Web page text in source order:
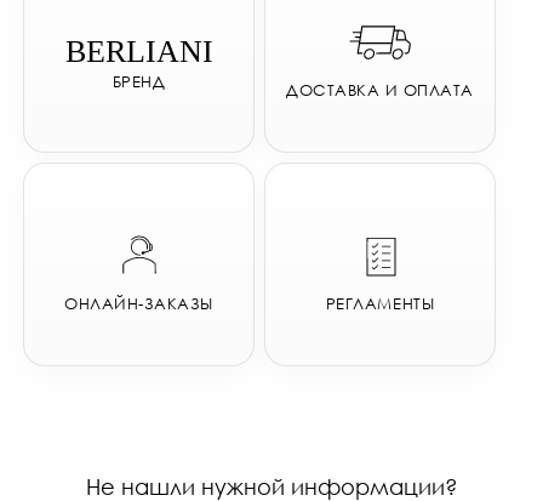
BERLIANI
БРЕНД ДОСТАВКА И ОПЛАТА
ОНЛАЙН-ЗАКАЗЫ РЕГЛАМЕНТЫ
Не нашли нужной информации?